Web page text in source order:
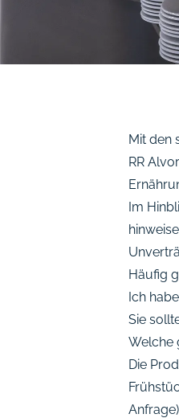
Mit den
RR
Im
Häufig
Ich
Sie
Welche
Die